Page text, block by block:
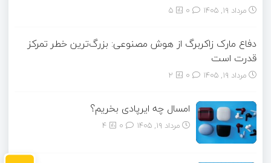
مرداد ۱۹, ۱۴۰۵ 5
دفاع مارک زاکربرگ از هوش مصنوعی: بزرگ‌ترین خطر تمرکز
قدرت است
مرداد ۱۹, ۱۴۰۵ 2
امسال چه ایرپادی بخریم؟
مرداد ۱۹, ۱۴۰۵ 4